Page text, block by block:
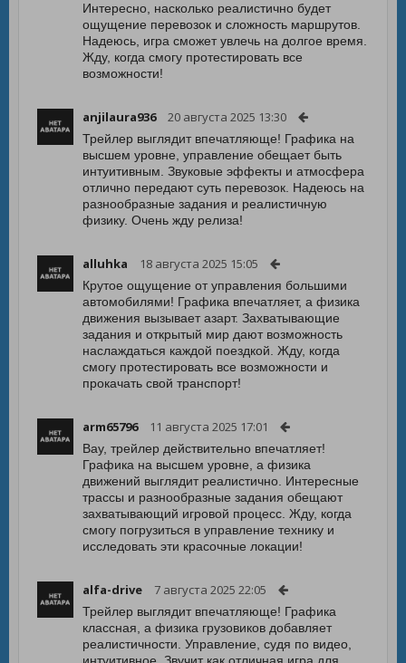
Интересно, насколько реалистично будет
ощущение перевозок и сложность маршрутов.
Надеюсь, игра сможет увлечь на долгое время.
Жду, когда смогу протестировать все
возможности!
anjilaura936 20 августа 2025 13:30
Трейлер выглядит впечатляюще! Графика на
высшем уровне, управление обещает быть
интуитивным. Звуковые эффекты и атмосфера
отлично передают суть перевозок. Надеюсь на
разнообразные задания и реалистичную
физику. Очень жду релиза!
alluhka 18 августа 2025 15:05
Крутое ощущение от управления большими
автомобилями! Графика впечатляет, а физика
движения вызывает азарт. Захватывающие
задания и открытый мир дают возможность
наслаждаться каждой поездкой. Жду, когда
смогу протестировать все возможности и
прокачать свой транспорт!
arm65796 11 августа 2025 17:01
Вау, трейлер действительно впечатляет!
Графика на высшем уровне, а физика
движений выглядит реалистично. Интересные
трассы и разнообразные задания обещают
захватывающий игровой процесс. Жду, когда
смогу погрузиться в управление технику и
исследовать эти красочные локации!
alfa-drive 7 августа 2025 22:05
Трейлер выглядит впечатляюще! Графика
классная, а физика грузовиков добавляет
реалистичности. Управление, судя по видео,